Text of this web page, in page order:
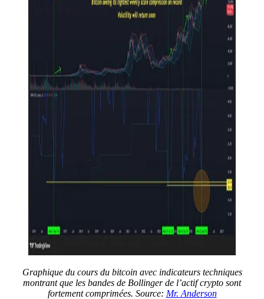
Graphique du cours du bitcoin avec indicateurs techniques
montrant que les bandes de Bollinger de l’actif crypto sont
fortement comprimées. Source: Mr. Anderson